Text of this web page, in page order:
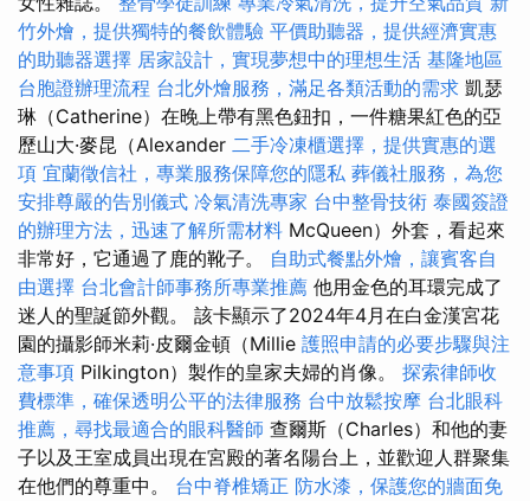
竹外燴，提供獨特的餐飲體驗 平價助聽器，提供經濟實惠
的助聽器選擇 居家設計，實現夢想中的理想生活 基隆地區
台胞證辦理流程 台北外燴服務，滿足各類活動的需求 凱瑟
琳（Catherine）在晚上帶有黑色鈕扣，一件糖果紅色的亞
歷山大·麥昆（Alexander 二手冷凍櫃選擇，提供實惠的選
項 宜蘭徵信社，專業服務保障您的隱私 葬儀社服務，為您
安排尊嚴的告別儀式 冷氣清洗專家 台中整骨技術 泰國簽證
的辦理方法，迅速了解所需材料 McQueen）外套，看起來
非常好，它通過了鹿的靴子。 自助式餐點外燴，讓賓客自
由選擇 台北會計師事務所專業推薦 他用金色的耳環完成了
迷人的聖誕節外觀。 該卡顯示了2024年4月在白金漢宮花
園的攝影師米莉·皮爾金頓（Millie 護照申請的必要步驟與注
意事項 Pilkington）製作的皇家夫婦的肖像。 探索律師收
費標準，確保透明公平的法律服務 台中放鬆按摩 台北眼科
推薦，尋找最適合的眼科醫師 查爾斯（Charles）和他的妻
子以及王室成員出現在宮殿的著名陽台上，並歡迎人群聚集
在他們的尊重中。 台中脊椎矯正 防水漆，保護您的牆面免